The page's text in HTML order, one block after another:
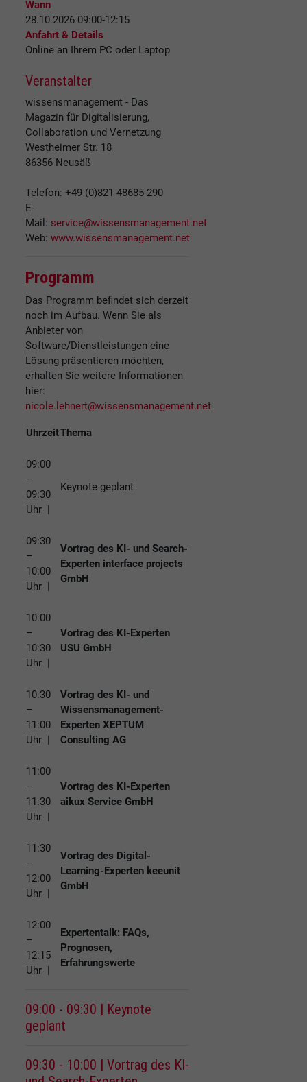
Wann
28.10.2026 09:00-12:15
Anfahrt & Details
Online an Ihrem PC oder Laptop
Veranstalter
wissensmanagement - Das
Magazin für Digitalisierung,
Collaboration und Vernetzung
Westheimer Str. 18
86356 Neusäß
Telefon: +49 (0)821 48685-290
E-
Mail: service@wissensmanagement.net
Web: www.wissensmanagement.net
Programm
Das Programm befindet sich derzeit
noch im Aufbau. Wenn Sie als
Anbieter von
Software/Dienstleistungen eine
Lösung präsentieren möchten,
erhalten Sie weitere Informationen
hier:
nicole.lehnert@wissensmanagement.net
UhrzeitThema
09:00
–
09:30
Uhr |
Keynote geplant
09:30
–
10:00
Uhr |
Vortrag des KI- und Search-
Experten interface projects
GmbH
10:00
–
10:30
Uhr |
Vortrag des KI-Experten
USU GmbH
10:30
–
11:00
Uhr |
Vortrag des KI- und
Wissensmanagement-
Experten XEPTUM
Consulting AG
11:00
–
11:30
Uhr |
Vortrag des KI-Experten
aikux Service GmbH
11:30
–
12:00
Uhr |
Vortrag des Digital-
Learning-Experten keeunit
GmbH
12:00
–
12:15
Uhr |
Expertentalk: FAQs,
Prognosen,
Erfahrungswerte
09:00 - 09:30 | Keynote
geplant
09:30 - 10:00 | Vortrag des KI-